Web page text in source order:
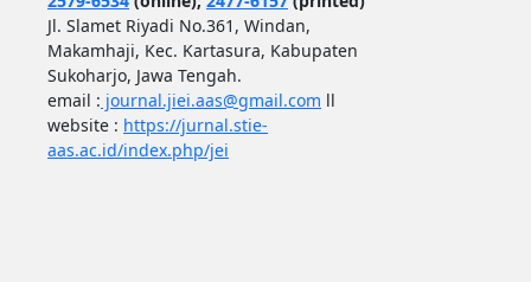
Jl. Slamet Riyadi No.361, Windan,
Makamhaji, Kec. Kartasura, Kabupaten
Sukoharjo, Jawa Tengah.
email : journal.jiei.aas@gmail.com ll
website : https://jurnal.stie-
aas.ac.id/index.php/jei